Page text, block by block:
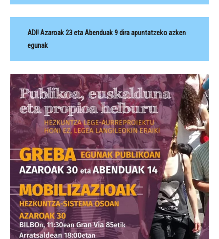
ADI! Azaroak 23 eta Abenduak 9 dira apuntatzeko azken
egunak